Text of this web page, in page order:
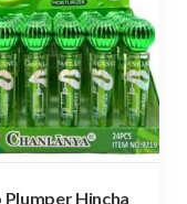
Plumper Hincha